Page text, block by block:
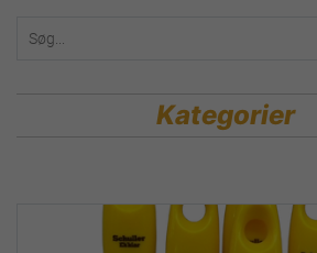
Kategorier